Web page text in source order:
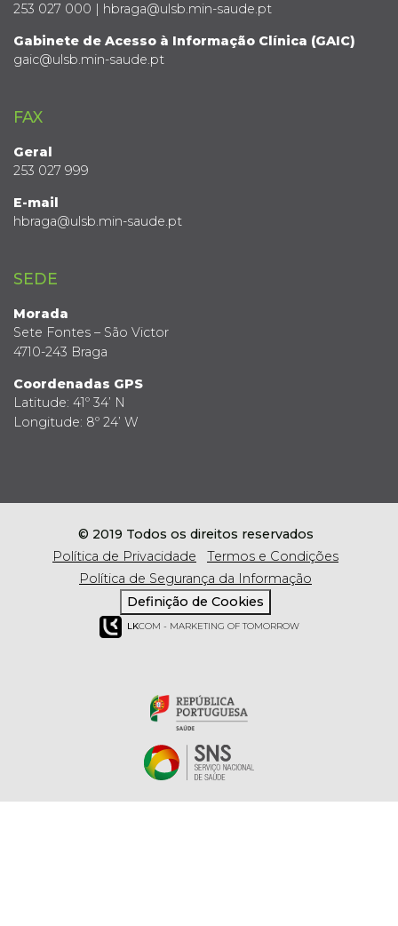
253 027 000 | hbraga@ulsb.min-saude.pt
Gabinete de Acesso à Informação Clínica (GAIC)
gaic@ulsb.min-saude.pt
FAX
Geral
253 027 999
E-mail
hbraga@ulsb.min-saude.pt
SEDE
Morada
Sete Fontes – São Victor
4710-243 Braga
Coordenadas GPS
Latitude: 41º 34’ N
Longitude: 8º 24’ W
© 2019 Todos os direitos reservados
Política de Privacidade
Termos e Condições
Política de Segurança da Informação
Definição de Cookies
LKCOM - MARKETING OF TOMORROW